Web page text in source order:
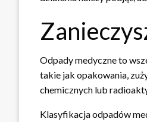
Odpady medyczne to
takie jak opakowania,
chemicznych lub
Klasyfikacja odpadów